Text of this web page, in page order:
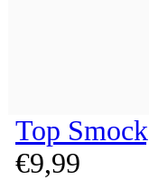
Top
€9,99